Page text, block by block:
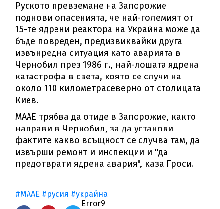
Руското превземане на Запорожие
поднови опасенията, че най-големият от
15-те ядрени реактора на Украйна може да
бъде повреден, предизвиквайки друга
извънредна ситуация като аварията в
Чернобил през 1986 г., най-лошата ядрена
катастрофа в света, която се случи на
около 110 километрасеверно от столицата
Киев.
МААЕ трябва да отиде в Запорожие, както
направи в Чернобил, за да установи
фактите какво всъщност се случва там, да
извърши ремонт и инспекции и "да
предотврати ядрена авария", каза Гроси.
#МААЕ #русия #украйна
Error9